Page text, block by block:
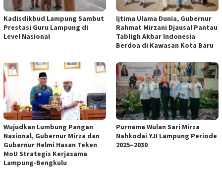
Kadisdikbud Lampung Sambut
Prestasi Guru Lampung di
Level Nasional
Ijtima Ulama Dunia, Gubernur
Rahmat Mirzani Djausal Pantau
Tabligh Akbar Indonesia
Berdoa di Kawasan Kota Baru
Wujudkan Lumbung Pangan
Nasional, Gubernur Mirza dan
Gubernur Helmi Hasan Teken
MoU Strategis Kerjasama
Lampung-Bengkulu
Purnama Wulan Sari Mirza
Nahkodai YJI Lampung Periode
2025–2030